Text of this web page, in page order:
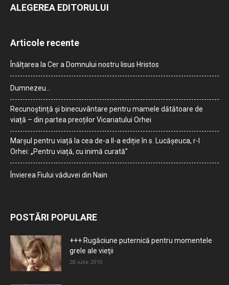
ALEGEREA EDITORULUI
Articole recente
Înălțarea la Cer a Domnului nostru Iisus Hristos
Dumnezeu…
Recunoștință și binecuvântare pentru mamele dătătoare de
viață – din partea preoților Vicariatului Orhei
Marșul pentru viață la cea de-a II-a ediție în s. Lucășeuca, r-l
Orhei: „Pentru viață, cu inimă curată”
Învierea Fiului văduvei din Nain
POSTĂRI POPULARE
+++ Rugăciune puternică pentru momentele
grele ale vieţii
28 iulie 2010